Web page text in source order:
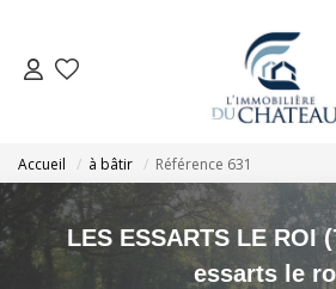
VENTE
LOCATION
GESTION
Accueil à bâtir Référence 631
LES ESSARTS LE ROI
essarts le